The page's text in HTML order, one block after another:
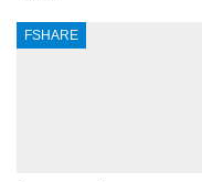
FSHARE